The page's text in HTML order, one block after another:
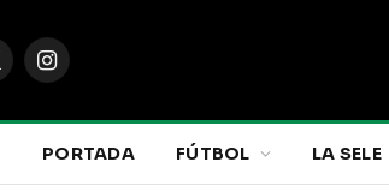
Instagram
PORTADA FÚTBOL LA SELE